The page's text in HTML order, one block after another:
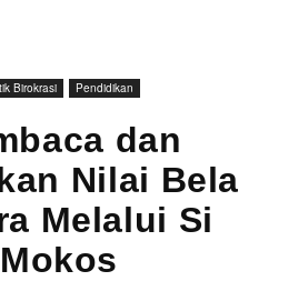
Birokrasi Pendidikan
dan
Nilai Bela
Melalui Si
Mokos